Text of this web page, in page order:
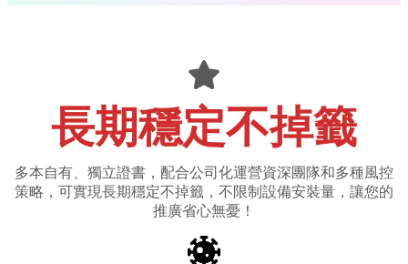
長期穩定不掉籤
多本自有、獨立證書，配合公司化運營資深團隊和多種風控
策略，可實現長期穩定不掉籤，不限制設備安裝量，讓您的
推廣省心無憂！